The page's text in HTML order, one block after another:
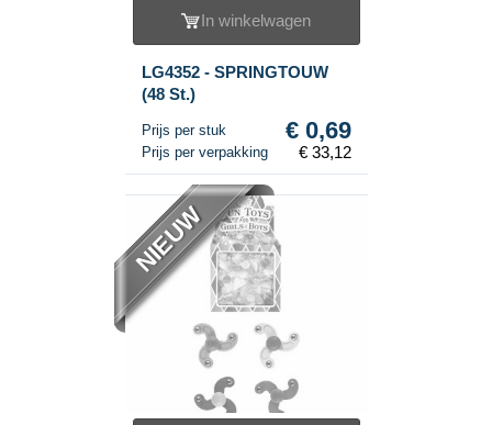
In winkelwagen
LG4352 - SPRINGTOUW
(48 St.)
Prijs per stuk € 0,69
Prijs per verpakking € 33,12
NIEUW